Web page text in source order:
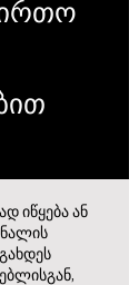
იწყება ან